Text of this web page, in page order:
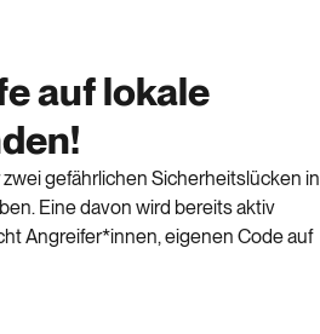
auf lokale
gefährlichen Sicherheitslücken in
Eine davon wird bereits aktiv
Angreifer*innen, eigenen Code auf